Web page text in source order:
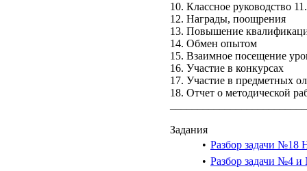
10. Классное руководство
12. Награды, поощрения
13. Повышение
14. Обмен опытом
15. Взаимное посещение
16. Участие в конкурсах
17. Участие в предметных
18. Отчет о методической
Задания
• Разбор задачи №18
• Разбор задачи №4 и